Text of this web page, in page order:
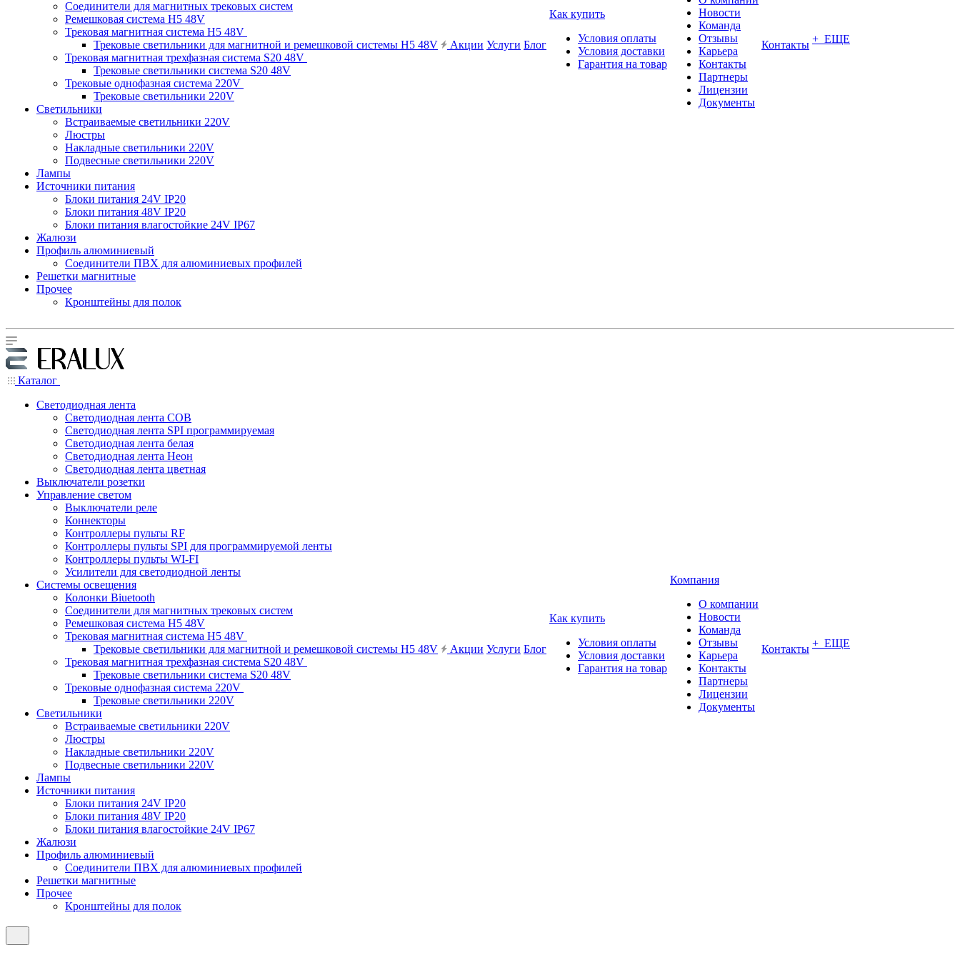
Соединители для магнитных трековых систем
Ремешковая система H5 48V
Трековая магнитная система H5 48V
Трековые светильники для магнитной и ремешковой системы H5 48V
Трековая магнитная трехфазная система S20 48V
Трековые светильники система S20 48V
Трековые однофазная система 220V
Трековые светильники 220V
Светильники
Встраиваемые светильники 220V
Люстры
Накладные светильники 220V
Подвесные светильники 220V
Лампы
Источники питания
Блоки питания 24V IP20
Блоки питания 48V IP20
Блоки питания влагостойкие 24V IP67
Жалюзи
Профиль алюминиевый
Соединители ПВХ для алюминиевых профилей
Решетки магнитные
Прочее
Кронштейны для полок
Акции Услуги Блог
Как купить
Условия оплаты
Условия доставки
Гарантия на товар
Новости
Команда
Отзывы
Карьера
Контакты
Партнеры
Лицензии
Документы
Контакты + ЕЩЕ
Каталог
Светодиодная лента
Светодиодная лента COB
Светодиодная лента SPI программируемая
Светодиодная лента белая
Светодиодная лента Неон
Светодиодная лента цветная
Выключатели розетки
Управление светом
Выключатели реле
Коннекторы
Контроллеры пульты RF
Контроллеры пульты SPI для программируемой ленты
Контроллеры пульты WI-FI
Усилители для светодиодной ленты
Системы освещения
Колонки Biuetooth
Соединители для магнитных трековых систем
Ремешковая система H5 48V
Трековая магнитная система H5 48V
Трековые светильники для магнитной и ремешковой системы H5 48V
Трековая магнитная трехфазная система S20 48V
Трековые светильники система S20 48V
Трековые однофазная система 220V
Трековые светильники 220V
Светильники
Встраиваемые светильники 220V
Люстры
Накладные светильники 220V
Подвесные светильники 220V
Лампы
Источники питания
Блоки питания 24V IP20
Блоки питания 48V IP20
Блоки питания влагостойкие 24V IP67
Жалюзи
Профиль алюминиевый
Соединители ПВХ для алюминиевых профилей
Решетки магнитные
Прочее
Кронштейны для полок
Акции Услуги Блог
Как купить
Условия оплаты
Условия доставки
Гарантия на товар
Компания
О компании
Новости
Команда
Отзывы
Карьера
Контакты
Партнеры
Лицензии
Документы
Контакты + ЕЩЕ